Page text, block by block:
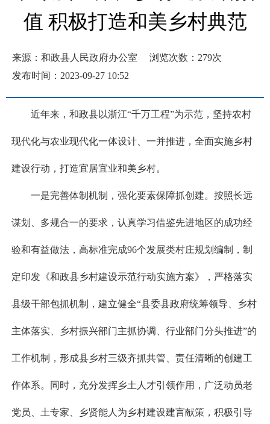
值 积极打造和美乡村典范
来源：和政县人民政府办公室 浏览次数： 279次
发布时间：2023-09-27 10:52
近年来，和政县以浙江“千万工程”为示范，坚持农村
现代化与农业现代化一体设计、一并推进，全面实施乡村
建设行动，打造宜居宜业和美乡村。
一是完善体制机制，强化要素保障抓创建。按照长远
谋划、多规合一的要求，认真学习借鉴先进地区的成功经
验和有益做法，高标准完成96个发展类村庄规划编制，制
定印发《和政县乡村建设示范行动实施方案》，严格落实
县级干部包抓机制，建立健全“县委县政府统筹领导、乡村
主体落实、乡村振兴部门主抓协调、行业部门分头推进”的
工作机制，形成县乡村三级齐抓共管、责任清晰的创建工
作体系。同时，充分发挥乡土人才引领作用，广泛动员老
党员、土专家、乡贤能人为乡村建设建言献策，积极引导